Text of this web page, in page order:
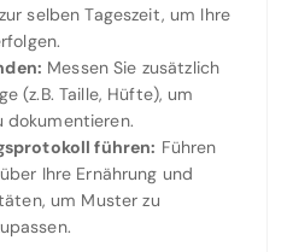
selben Tageszeit, um Ihre
Messen Sie zusätzlich
(z.B. Taille, Hüfte), um
dokumentieren.
führen: Führen
Ihre Ernährung und
um Muster zu